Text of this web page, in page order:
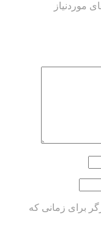
موردنیاز
برای زمانی که